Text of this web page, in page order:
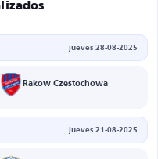
jueves 28-08-2025
Rakow Czestochowa
jueves 21-08-2025